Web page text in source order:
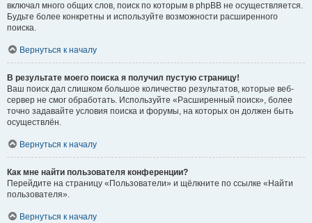
включал много общих слов, поиск по которым в phpBB не осуществляется.
Будьте более конкретны и используйте возможности расширенного
поиска.
Вернуться к началу
В результате моего поиска я получил пустую страницу!
Ваш поиск дал слишком большое количество результатов, которые веб-
сервер не смог обработать. Используйте «Расширенный поиск», более
точно задавайте условия поиска и форумы, на которых он должен быть
осуществлён.
Вернуться к началу
Как мне найти пользователя конференции?
Перейдите на страницу «Пользователи» и щёлкните по ссылке «Найти
пользователя».
Вернуться к началу